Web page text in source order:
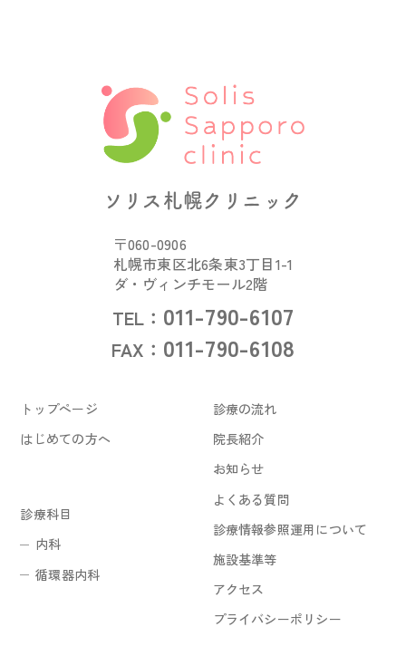
ソリス札幌クリニック
〒060-0906
札幌市東区北6条東3丁目1-1
ダ・ヴィンチモール2階
TEL： 011-790-6107
FAX： 011-790-6108
トップページ
はじめての方へ
診療科目
内科
循環器内科
診療の流れ
院長紹介
お知らせ
よくある質問
診療情報参照運用について
施設基準等
アクセス
プライバシーポリシー